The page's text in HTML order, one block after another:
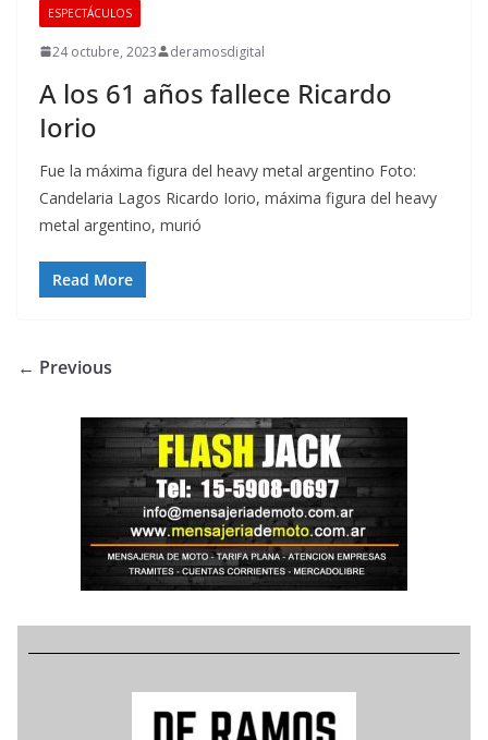
ESPECTÁCULOS
24 octubre, 2023 deramosdigital
A los 61 años fallece Ricardo
Iorio
Fue la máxima figura del heavy metal argentino Foto:
Candelaria Lagos Ricardo Iorio, máxima figura del heavy
metal argentino, murió
Read More
← Previous